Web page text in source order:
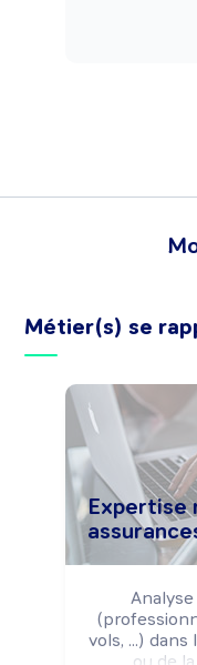
Métier(s) se
Expertise
vols, ...)